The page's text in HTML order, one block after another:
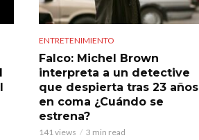
ENTRETENIMIENTO
Falco: Michel Brown
interpreta a un detective
que despierta tras 23 años
en coma ¿Cuándo se
estrena?
141 views 3 min read